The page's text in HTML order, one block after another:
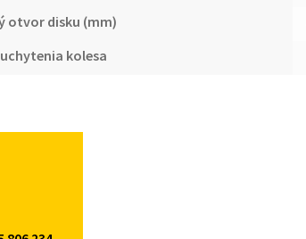
otvor disku (mm)
kolesa